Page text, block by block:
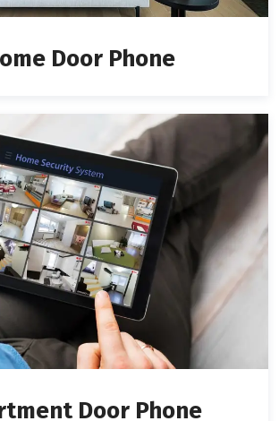
Door Phone
Door Phone